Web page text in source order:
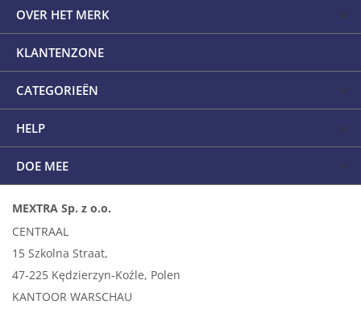
OVER HET MERK
KLANTENZONE
CATEGORIEËN
HELP
DOE MEE
MEXTRA Sp. z o.o.
CENTRAAL
15 Szkolna Straat,
47-225 Kędzierzyn-Koźle, Polen
KANTOOR WARSCHAU